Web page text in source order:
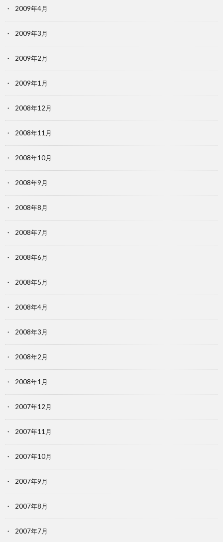
2009年4月
2009年3月
2009年2月
2009年1月
2008年12月
2008年11月
2008年10月
2008年9月
2008年8月
2008年7月
2008年6月
2008年5月
2008年4月
2008年3月
2008年2月
2008年1月
2007年12月
2007年11月
2007年10月
2007年9月
2007年8月
2007年7月